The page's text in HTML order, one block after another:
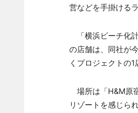
営などを手掛ける
「横浜ビーチ化
の店舗は、同社が
くプロジェクトの1
場所は「H&M原
リゾートを感じら